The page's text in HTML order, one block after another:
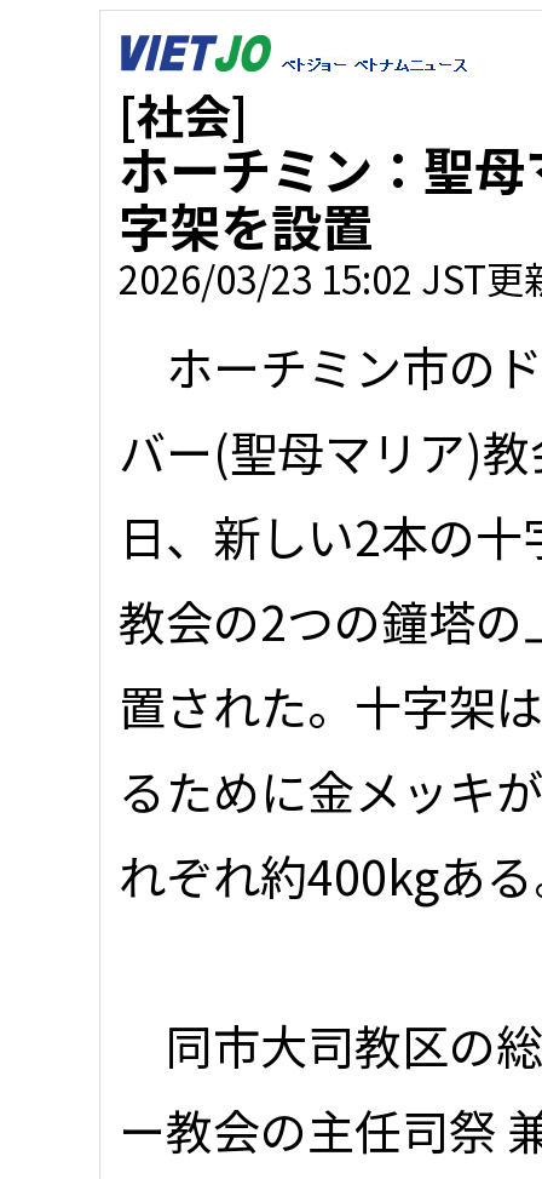
[社会]
ホーチミン：聖
字架を設置
2026/03/23 15:02 JST更
ホーチミン市の
バー(聖母マリア)
日、新しい2本の十
教会の2つの鐘塔の
置された。十字架
るために金メッキ
れぞれ約400kgあ
同市大司教区の
ー教会の主任司祭